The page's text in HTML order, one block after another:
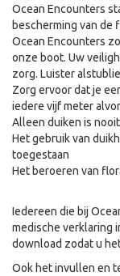
Ocean Encounters
bescherming van de
Ocean Encounters
onze boot. Uw
zorg. Luister
Zorg ervoor dat je
iedere vijf meter
Alleen duiken is
Het gebruik van
toegestaan
Het beroeren van
Iedereen die bij
medische verklaring
download zodat u
Ook het invullen en